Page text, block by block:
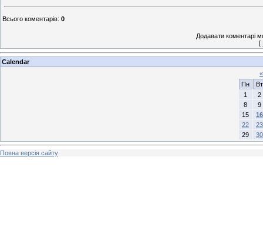
Всього коментарів: 0
Додавати коментарі
[
Calendar
«
Пн
Вт
1
2
8
9
15
16
22
23
29
30
Повна версія сайту